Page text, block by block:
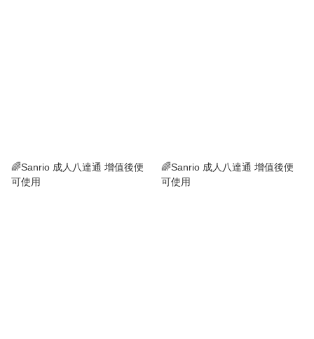
🌈Sanrio 成人八達通 增值後便
可使用
🌈Sanrio 成人八達通 增值後便
可使用